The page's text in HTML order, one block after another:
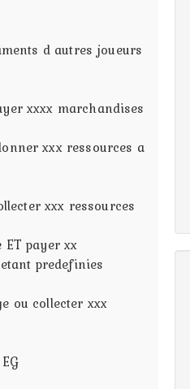
d autres joueurs
xxxx marchandises
xxx ressources a
xxx ressources
payer xx
predefinies
ou collecter xxx